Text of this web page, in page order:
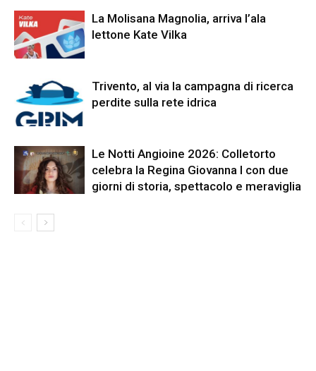
La Molisana Magnolia, arriva l’ala
lettone Kate Vilka
Trivento, al via la campagna di ricerca
perdite sulla rete idrica
Le Notti Angioine 2026: Colletorto
celebra la Regina Giovanna I con due
giorni di storia, spettacolo e meraviglia